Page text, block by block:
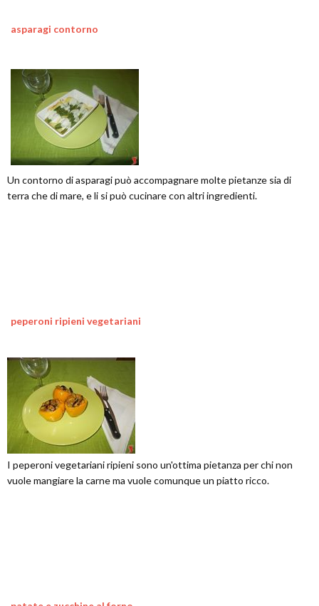
asparagi contorno
Un contorno di asparagi può accompagnare molte pietanze sia di
terra che di mare, e li si può cucinare con altri ingredienti.
peperoni ripieni vegetariani
I peperoni vegetariani ripieni sono un'ottima pietanza per chi non
vuole mangiare la carne ma vuole comunque un piatto ricco.